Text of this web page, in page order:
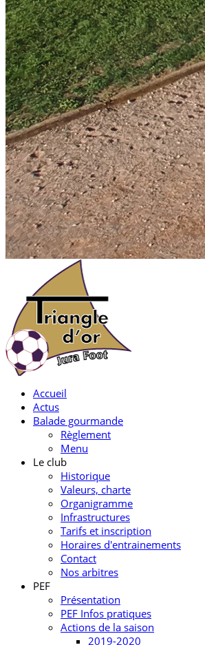
Accueil
Actus
Balade gourmande
Règlement
Menu
Le club
Historique
Valeurs, charte
Organigramme
Infrastructures
Tarifs et inscription
Horaires d'entrainements
Contact
Nos arbitres
PEF
Présentation
PEF Infos pratiques
Actions de la saison
2019-2020